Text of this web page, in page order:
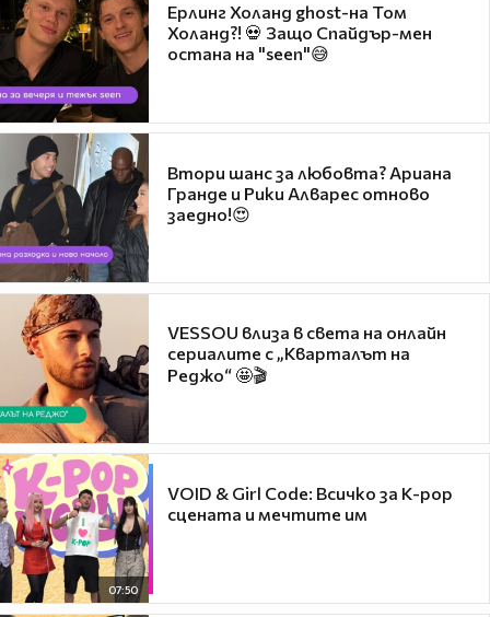
Ерлинг Холанд ghost-на Том
Холанд?! 💀 Защо Спайдър-мен
остана на "seen"😅
Втори шанс за любовта? Ариана
Гранде и Рики Алварес отново
заедно!😍
VESSOU влиза в света на онлайн
сериалите с „Кварталът на
Реджо“ 🤩🎬
07:50
VOID & Girl Code: Всичко за K-pop
сцената и мечтите им